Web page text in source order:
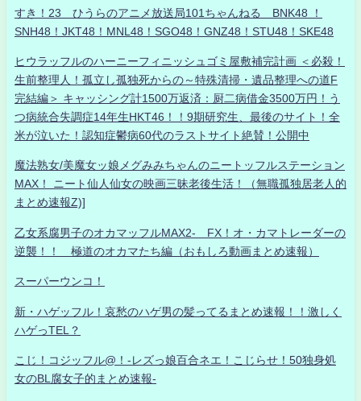
すき！23 ひうらのアニメ放送局101ちゃんねる BNK48 ！
SNH48！JKT48！MNL48！SGO48！GNZ48！STU48！SKE48
ヒウラッフルのハーニーフィニッシュゴミ屋敷補完計画 ＜必殺！
生前整理人！孤立し孤独死からの～特殊清掃・遺品整理への道F
完結編＞ キャッシング計1500万返済：厨二病借金3500万円！う
つ病統合失調症14年生HKT46！！9期研究生、最後のサイト！全
米が泣いた！認知症鬱病60代のラストサイト絶賛！公開中
魔法熟女/美魔女ッ娘メグみみちゃんのニートッフルステーション
MAX！ ニート仙人仙女の映画三昧老後生活！（無職孤独居老人的
まとめ速報Z)]
乙女系腐男子のオカマッフルMAX2- FX！オ・カマトレーダーの
逆襲！！ 極道のオカマたち編（おもしろ動画まとめ速報）
スーパーウンコ！
新・ハゲッフル！哀愁のハゲ男の髪ってるまとめ速報！！激しく
ハゲっTEL？
こじ！コジッフル@！-レズっ娘百合ネエ！こじらせ！50独身処
女のBL腐女子的まとめ速報-